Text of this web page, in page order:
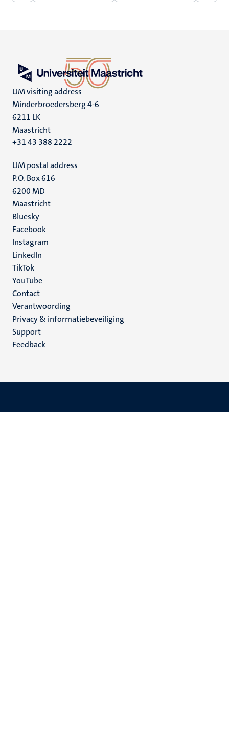
UM visiting address
Minderbroedersberg 4-6
6211 LK
Maastricht
+31 43 388 2222
UM postal address
P.O. Box 616
6200 MD
Maastricht
Social
media
Bluesky
Facebook
Instagram
LinkedIn
TikTok
YouTube
Menu
footer
(NL)
Contact
Verantwoording
Privacy & informatiebeveiliging
Support
Feedback